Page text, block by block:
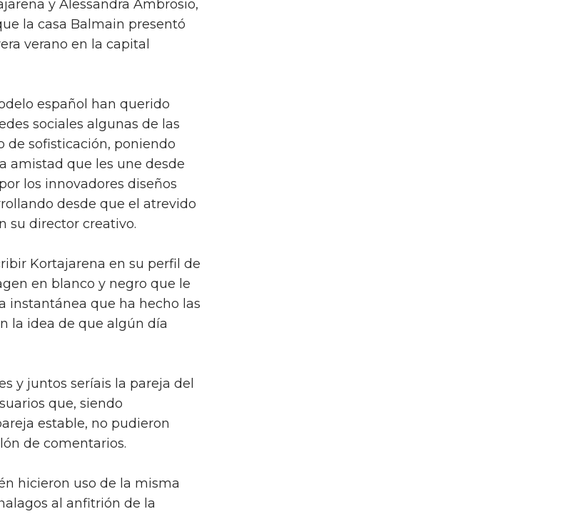
y Alessandra Ambrosio,
la casa Balmain presentó
verano en la capital
español han querido
sociales algunas de las
de sofisticación, poniendo
amistad que les une desde
los innovadores diseños
desde que el atrevido
su director creativo.
Kortajarena en su perfil de
en blanco y negro que le
instantánea que ha hecho las
la idea de que algún día
y juntos seríais la pareja del
que, siendo
estable, no pudieron
de comentarios.
hicieron uso de la misma
al anfitrión de la